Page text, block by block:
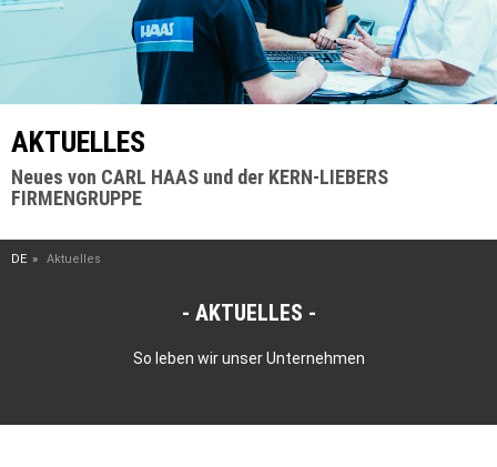
AKTUELLES
Neues von CARL HAAS und der KERN-LIEBERS
FIRMENGRUPPE
DE Aktuelles
AKTUELLES
So leben wir unser Unternehmen